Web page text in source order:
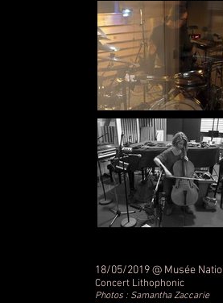
18/05/2019 @ Musée
Concert Lithophonic
Photos : Samantha Zaccarie